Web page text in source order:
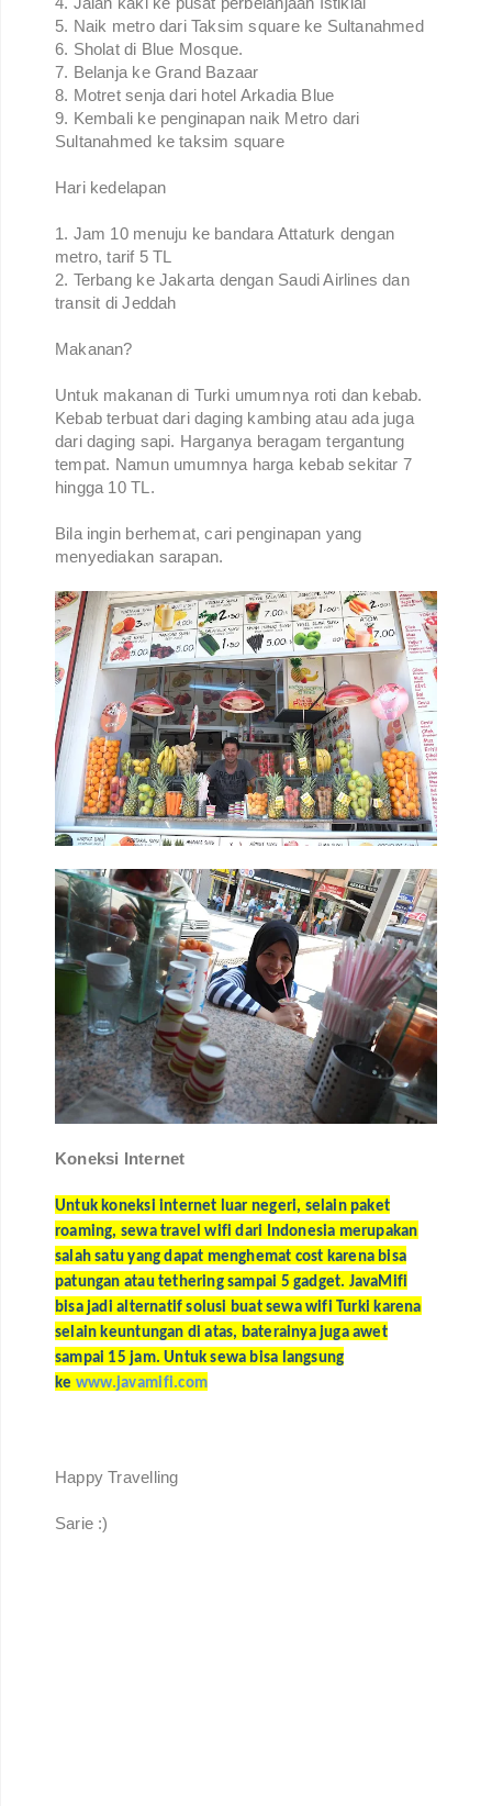
5. Naik metro dari Taksim square ke Sultanahmed
6. Sholat di Blue Mosque.
7. Belanja ke Grand Bazaar
8. Motret senja dari hotel Arkadia Blue
9. Kembali ke penginapan naik Metro dari
Sultanahmed ke taksim square
Hari kedelapan
1. Jam 10 menuju ke bandara Attaturk dengan
metro, tarif 5 TL
2. Terbang ke Jakarta dengan Saudi Airlines dan
transit di Jeddah
Makanan?
Untuk makanan di Turki umumnya roti dan kebab.
Kebab terbuat dari daging kambing atau ada juga
dari daging sapi. Harganya beragam tergantung
tempat. Namun umumnya harga kebab sekitar 7
hingga 10 TL.
Bila ingin berhemat, cari penginapan yang
menyediakan sarapan.
Koneksi Internet
Untuk koneksi internet luar negeri, selain paket
roaming, sewa travel wifi dari Indonesia merupakan
salah satu yang dapat menghemat cost karena bisa
patungan atau tethering sampai 5 gadget. JavaMifi
bisa jadi alternatif solusi buat sewa wifi Turki karena
selain keuntungan di atas, baterainya juga awet
sampai 15 jam. Untuk sewa bisa langsung
ke www.javamifi.com
Happy Travelling
Sarie :)